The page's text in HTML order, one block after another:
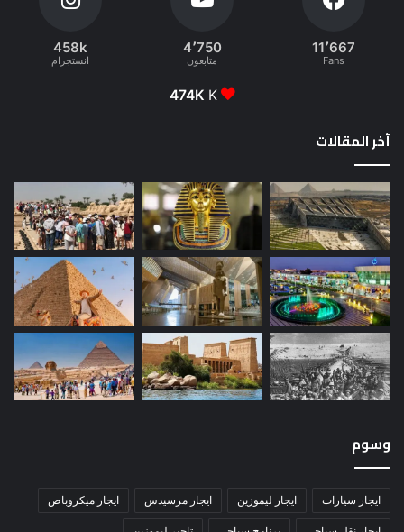
11٬667
Fans
4٬750
متابعون
458k
انستجرام
474K K
أخر المقالات
وسوم
ايجار سيارات ايجار ليموزين ايجار مرسيدس ايجار ميكروباص